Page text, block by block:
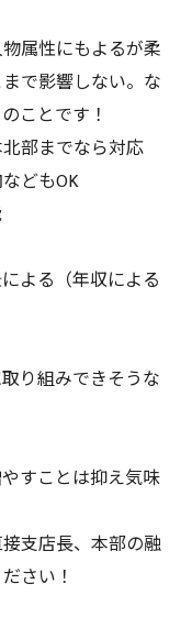
属性にもよるが柔
で影響しない。な
ことです！
部までなら対応
どもOK
よる（年収による
り組みできそうな
すことは抑え気味
支店長、本部の融
さい！